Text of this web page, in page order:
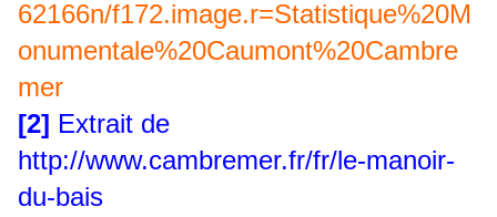
62166n/f172.image.r=Statistique%20M
onumentale%20Caumont%20Cambre
mer
[2] Extrait de
http://www.cambremer.fr/fr/le-manoir-
du-bais